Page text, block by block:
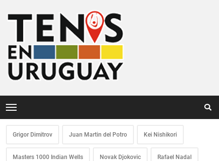
Grigor Dimitrov Juan Martin del Potro Kei Nishikori
Masters 1000 Indian Wells Novak Djokovic Rafael Nadal